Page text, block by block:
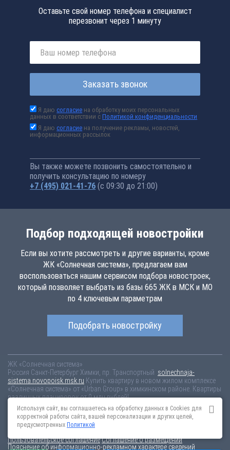
Оставьте свой номер телефона и специалист
перезвонит через 1 минуту
Заказать звонок
Я даюсогласие на обработку моих персональных
данных в соответствии сПолитикой конфиденциальности
Я даюсогласие на получение рекламы, новостей,
информационных рассылок
Вы также можете позвонить самостоятельно и
получить консультацию по номеру
+7 (495) 021-41-76 (с 09:30 до 21:00)
Подбор подходящей новостройки
Если вы хотите рассмотреть и другие варианты, кроме
ЖК «Солнечная система», предлагаем вам
воспользоваться нашим сервисом подбора новостроек,
который позволяет выбрать из базы 665 ЖК в МСК и МО
по 4 ключевым параметрам
Подобрать новостройку
ЖК «Солнечная система»
Россия Санкт-Петербург Химки, пр. Транспортный solnechnaja-
sistema.novopoisk.msk.ru Купить квартиру в новом жилом комплексе
«Солнечная система» от «Urban Group» в химкинском районе. Квартиры
различных планировок от 0 млн рублей!
Новостройки Санкт-ПетербургаНовостройки Москвы
Информация на сайте взята из открытых источников, не является
Пользовательское соглашениеСоглашение о размещении
Пояснение об информационно-рекламном характере сведений
Используя сайт, вы соглашаетесь на обработку данных в Cookies для
корректной работы сайта, вашей персонализации и других целей,
предусмотренных Политикой